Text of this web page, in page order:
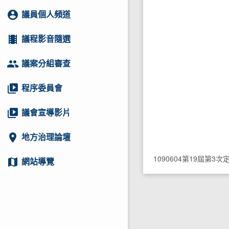
account_circle 議員個人頻道
local_movies 議程影音隨選
group 議案分組審查
video_library 程序委員會
video_library 議會宣導影片
location_on 地方治理論壇
map 網站導覽 1090604第19屆第3次